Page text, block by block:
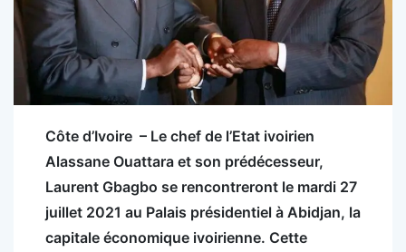
Côte d’Ivoire – Le chef de l’Etat ivoirien
Alassane Ouattara et son prédécesseur,
Laurent Gbagbo se rencontreront le mardi 27
juillet 2021 au Palais présidentiel à Abidjan, la
capitale économique ivoirienne. Cette